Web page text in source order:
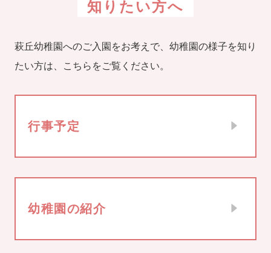
知りたい方へ
萩丘幼稚園へのご入園をお考えで、幼稚園の様子を知り
たい方は、こちらをご覧ください。
行事予定
幼稚園の紹介